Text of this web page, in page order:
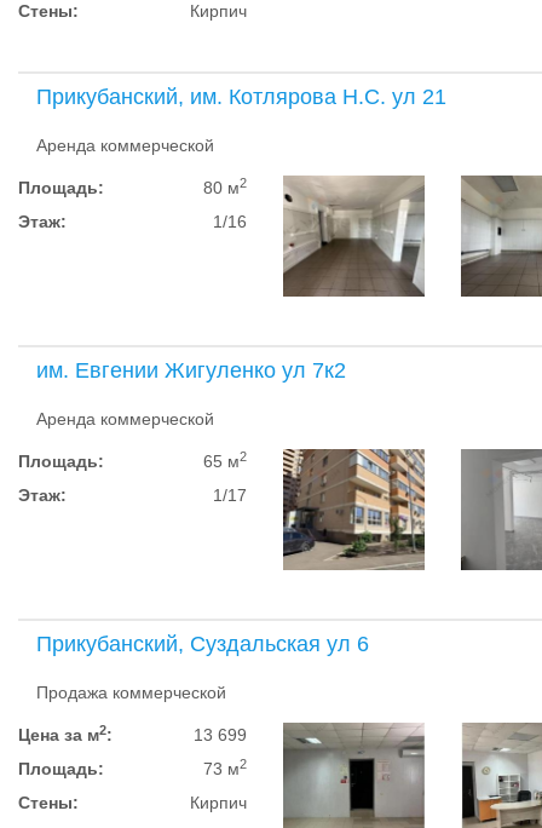
Стены:
Кирпич
Прикубанский, им. Котлярова Н.С. ул 21
Аренда коммерческой
Площадь: 80 м2
Этаж: 1/16
им. Евгении Жигуленко ул 7к2
Аренда коммерческой
Площадь: 65 м2
Этаж: 1/17
Прикубанский, Суздальская ул 6
Продажа коммерческой
Цена за м2:
13 699
Площадь:
73 м2
Стены: Кирпич